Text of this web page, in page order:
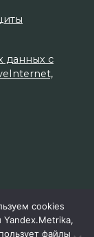
данных с
cookies
файлы